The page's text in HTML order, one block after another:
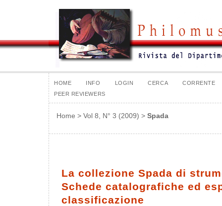
HOME INFO LOGIN CERCA
CORRENTE
PEER REVIEWERS
Home > Vol 8, N° 3 (2009) > Spada
La collezione Spada di
Schede catalografiche ed
classificazione